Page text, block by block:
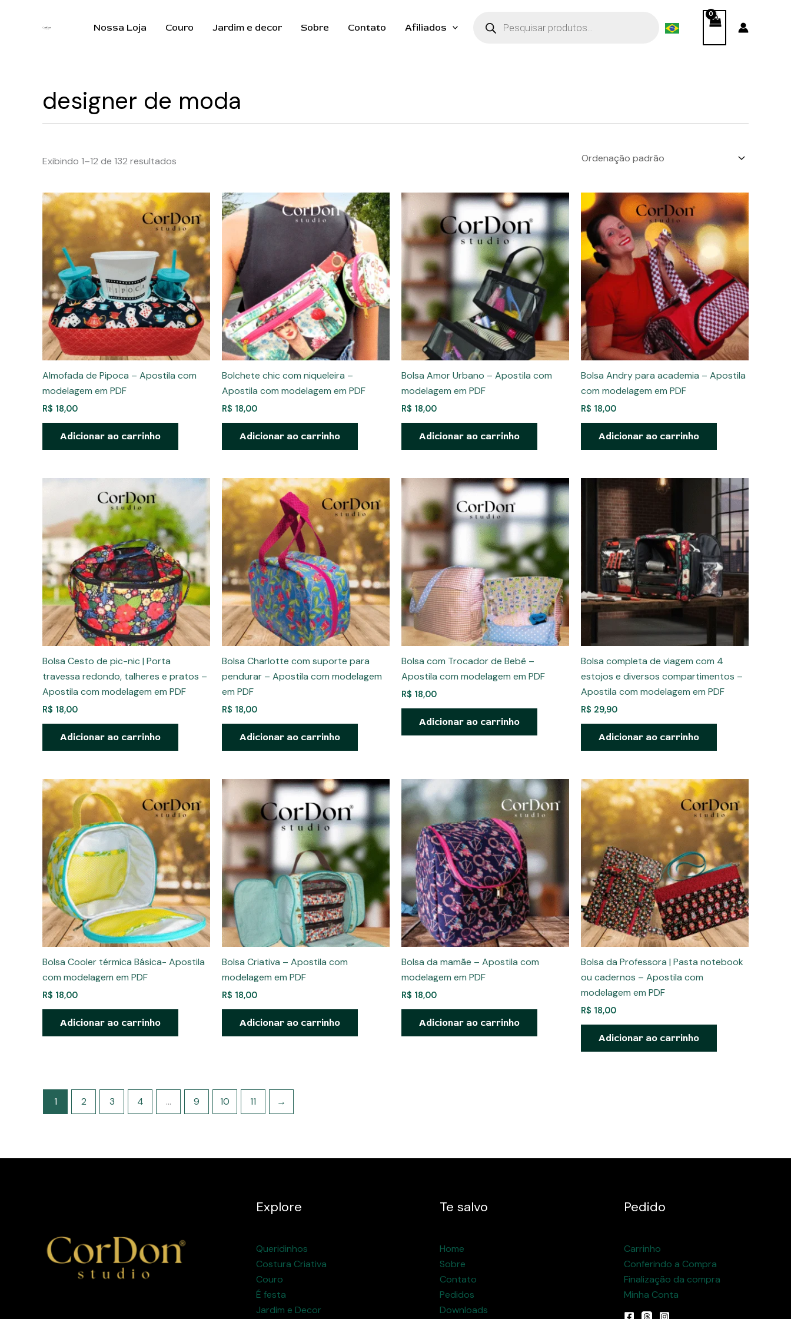
Nossa Loja Couro Jardim e decor Sobre Contato Afiliados
produtos
designer de moda
Exibindo 1–12 de 132 resultados
Almofada de Pipoca – Apostila com
modelagem em PDF
R$ 18,00
Adicionar ao carrinho
Bolchete chic com niqueleira –
Apostila com modelagem em PDF
R$ 18,00
Adicionar ao carrinho
Bolsa Amor Urbano – Apostila com
modelagem em PDF
R$ 18,00
Adicionar ao carrinho
Bolsa Andry para academia – Apostila
com modelagem em PDF
R$ 18,00
Adicionar ao carrinho
Bolsa Cesto de pic-nic | Porta
travessa redondo, talheres e pratos –
Apostila com modelagem em PDF
R$ 18,00
Adicionar ao carrinho
Bolsa Charlotte com suporte para
pendurar – Apostila com modelagem
em PDF
R$ 18,00
Adicionar ao carrinho
Bolsa com Trocador de Bebê –
Apostila com modelagem em PDF
R$ 18,00
Adicionar ao carrinho
Bolsa completa de viagem com 4
estojos e diversos compartimentos –
Apostila com modelagem em PDF
R$ 29,90
Adicionar ao carrinho
Bolsa Cooler térmica Básica- Apostila
com modelagem em PDF
R$ 18,00
Adicionar ao carrinho
Bolsa Criativa – Apostila com
modelagem em PDF
R$ 18,00
Adicionar ao carrinho
Bolsa da mamãe – Apostila com
modelagem em PDF
R$ 18,00
Adicionar ao carrinho
Bolsa da Professora | Pasta notebook
ou cadernos – Apostila com
modelagem em PDF
R$ 18,00
Adicionar ao carrinho
1 2 3 4 … 9 10 11 →
Explore
Queridinhos
Costura Criativa
Couro
É festa
Jardim e Decor
Te salvo
Home
Sobre
Contato
Pedidos
Downloads
Pedido
Carrinho
Conferindo a Compra
Finalização da compra
Minha Conta